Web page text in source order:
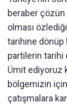
beraber çözün
olması
tarihine dönüp
partilerin tarihi
Ümit ediyoruz
bölgemizin
çatışmalara